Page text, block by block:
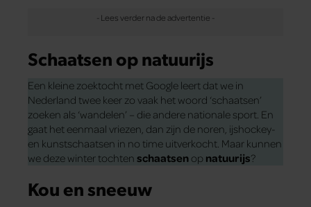
Schaatsen op natuurijs
Een kleine zoektocht met Google leert dat we in
Nederland twee keer zo vaak het woord ‘schaatsen’
zoeken als ‘wandelen’ – die andere nationale sport. En
gaat het eenmaal vriezen, dan zijn de noren, ijshockey-
en kunstschaatsen in no time uitverkocht. Maar kunnen
we deze winter tochten schaatsen op natuurijs?
Kou en sneeuw